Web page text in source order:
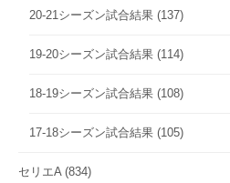
20-21シーズン試合結果 (137)
19-20シーズン試合結果 (114)
18-19シーズン試合結果 (108)
17-18シーズン試合結果 (105)
セリエA (834)